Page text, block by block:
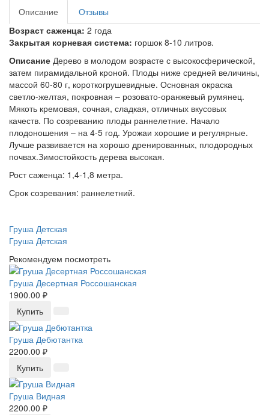
Описание
Отзывы
Возраст саженца: 2 года
Закрытая корневая система: горшок 8-10 литров.
Описание Дерево в молодом возрасте с высокосферической,
затем пирамидальной кроной. Плоды ниже средней величины,
массой 60-80 г, короткогрушевидные. Основная окраска
светло-желтая, покровная – розовато-оранжевый румянец.
Мякоть кремовая, сочная, сладкая, отличных вкусовых
качеств. По созреванию плоды раннелетние. Начало
плодоношения – на 4-5 год. Урожаи хорошие и регулярные.
Лучше развивается на хорошо дренированных, плодородных
почвах.Зимостойкость дерева высокая.
Рост саженца: 1,4-1,8 метра.
Срок созревания: раннелетний.
Груша Детская
Груша Детская
Рекомендуем посмотреть
Груша Десертная Россошанская
1900.00 ₽
Купить
Груша Дебютантка
2200.00 ₽
Купить
Груша Видная
2200.00 ₽